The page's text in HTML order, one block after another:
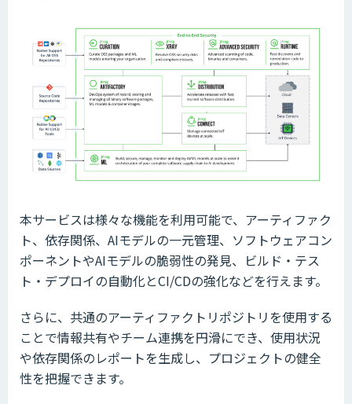
本サービスは様々な機能を利用可能で、アーティファク
ト、依存関係、AIモデルの一元管理、ソフトウェアコン
ポーネントやAIモデルの脆弱性の発見、ビルド・テス
ト・デプロイの自動化とCI/CDの強化などを行えます。
さらに、共通のアーティファクトリポジトリを使用する
ことで情報共有やチーム連携を円滑にでき、使用状況
や依存関係のレポートを生成し、プロジェクトの健全
性を把握できます。